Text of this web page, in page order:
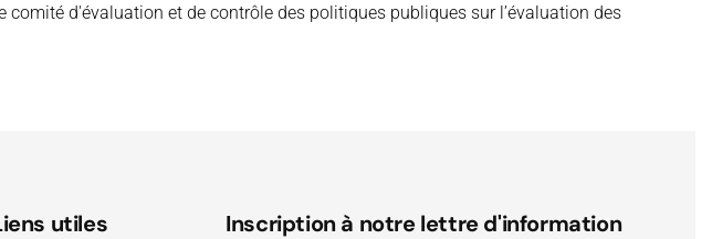
d'évaluation et de contrôle des politiques publiques sur l’évaluation des
utiles Inscription à notre lettre d'information